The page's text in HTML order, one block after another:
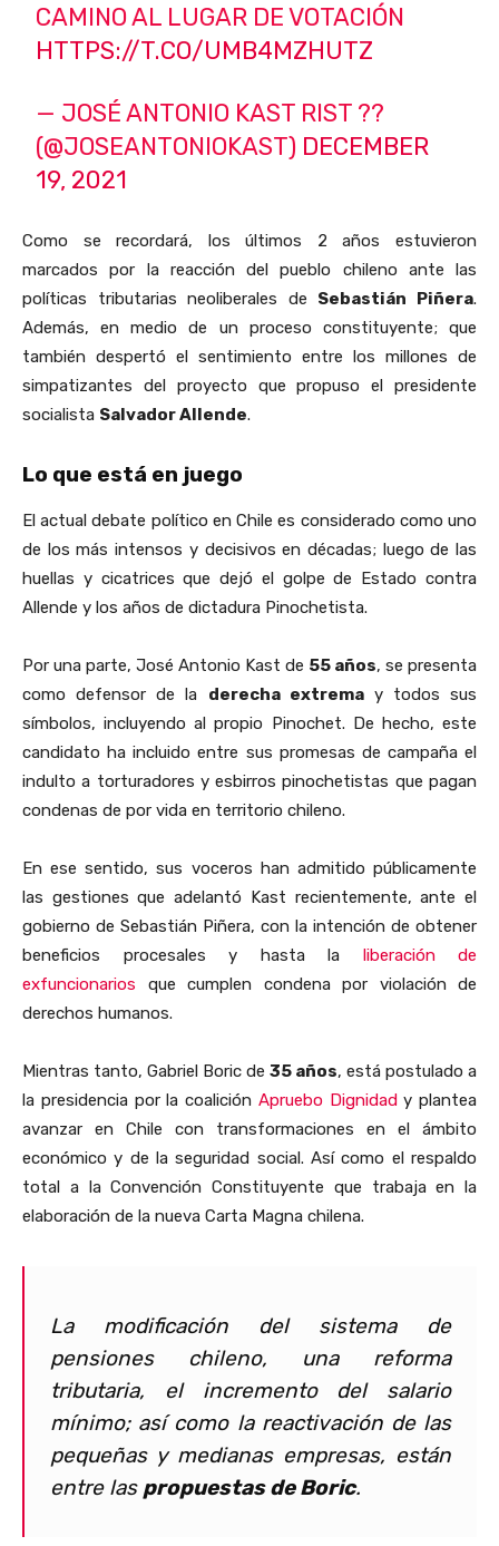
CAMINO AL LUGAR DE VOTACIÓN
HTTPS://T.CO/UMB4MZHUTZ
— JOSÉ ANTONIO KAST RIST ??
(@JOSEANTONIOKAST) DECEMBER
19, 2021
Como se recordará, los últimos 2 años estuvieron
marcados por la reacción del pueblo chileno ante las
políticas tributarias neoliberales de Sebastián Piñera.
Además, en medio de un proceso constituyente; que
también despertó el sentimiento entre los millones de
simpatizantes del proyecto que propuso el presidente
socialista Salvador Allende.
Lo que está en juego
El actual debate político en Chile es considerado como uno
de los más intensos y decisivos en décadas; luego de las
huellas y cicatrices que dejó el golpe de Estado contra
Allende y los años de dictadura Pinochetista.
Por una parte, José Antonio Kast de 55 años, se presenta
como defensor de la derecha extremay todos sus
símbolos, incluyendo al propio Pinochet. De hecho, este
candidato ha incluido entre sus promesas de campaña el
indulto a torturadores y esbirros pinochetistas que pagan
condenas de por vida en territorio chileno.
En ese sentido, sus voceros han admitido públicamente
las gestiones que adelantó Kast recientemente, ante el
gobierno de Sebastián Piñera, con la intención de obtener
beneficios procesales y hasta la liberación de
exfuncionarios que cumplen condena por violación de
derechos humanos.
Mientras tanto, Gabriel Boric de 35 años, está postulado a
la presidencia por la coalición Apruebo Dignidady plantea
avanzar en Chile con transformaciones en el ámbito
económico y de la seguridad social. Así como el respaldo
total a la Convención Constituyente que trabaja en la
elaboración de la nueva Carta Magna chilena.
La modificación del sistema de
pensiones chileno, una reforma
tributaria, el incremento del salario
mínimo; así como la reactivación de las
pequeñas y medianas empresas, están
entre las propuestas de Boric.